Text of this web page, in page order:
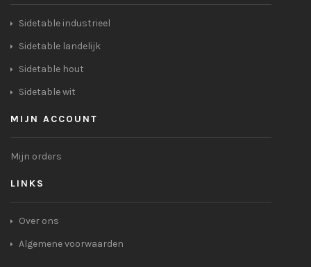
Sidetable industrieel
Sidetable landelijk
Sidetable hout
Sidetable wit
MIJN ACCOUNT
Mijn orders
LINKS
Over ons
Algemene voorwaarden